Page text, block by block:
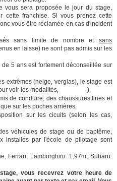
vous sera proposée le jour du stage,
cette franchise. Si vous prenez cette
vous être réclamée en cas d'incident
sans limite de nombre et sans
en laisse) ne sont pas admis sur les
5 ans est fortement déconseillée sur
extrêmes (neige, verglas), le stage est
voir les modalités,
).
de conduire, des chaussures fines et
sur les poches arrières.
sur les cicuits (selon les cas,
véhicules de stage ou de baptême,
installés par l'école de pilotage sont
Ferrari, Lamborghini: 1,97m, Subaru:
vous recevrez votre heure de